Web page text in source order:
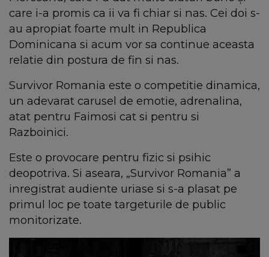
care i-a promis ca ii va fi chiar si nas. Cei doi s-
au apropiat foarte mult in Republica
Dominicana si acum vor sa continue aceasta
relatie din postura de fin si nas.
Survivor Romania este o competitie dinamica,
un adevarat carusel de emotie, adrenalina,
atat pentru Faimosi cat si pentru si
Razboinici.
Este o provocare pentru fizic si psihic
deopotriva. Si aseara, „Survivor Romania” a
inregistrat audiente uriase si s-a plasat pe
primul loc pe toate targeturile de public
monitorizate.